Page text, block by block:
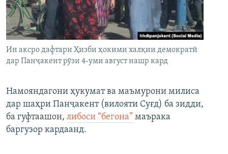
Ин аксро дафтари Ҳизби ҳокими халқии демократӣ
дар Панҷакент рӯзи 4-уми август нашр кард
Намояндагони ҳукумат ва маъмурони милиса
дар шаҳри Панҷакент (вилояти Суғд) ба зидди,
ба гуфтаашон, либоси “бегона” маърака
баргузор кардаанд.